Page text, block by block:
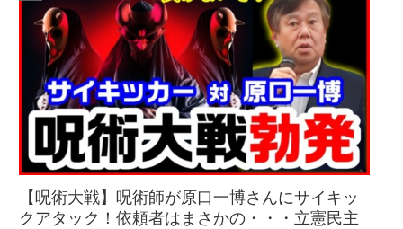
【呪術大戦】呪術師が原口一博さんにサイキッ
クアタック！依頼者はまさかの・・・立憲民主